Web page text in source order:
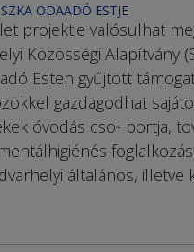
ODAADÓ ESTJE
projektje valósulhat
Kö­zös­ségi Alapítvány
Esten gyűjtött
gazdagodhat
óvodás cso­- portja,
általános, illetve